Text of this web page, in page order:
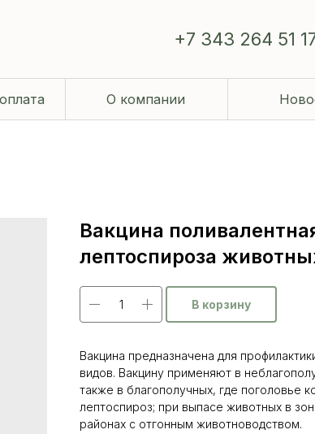
О компании
+7 343 264 51
Вакцина
лептоспироза
В корзину
Вакцина предназначена для
видов. Вакцину применяют в
также в благополучных, где поголовье
лептоспироз; при выпасе животных в
районах с отгонным животноводством.